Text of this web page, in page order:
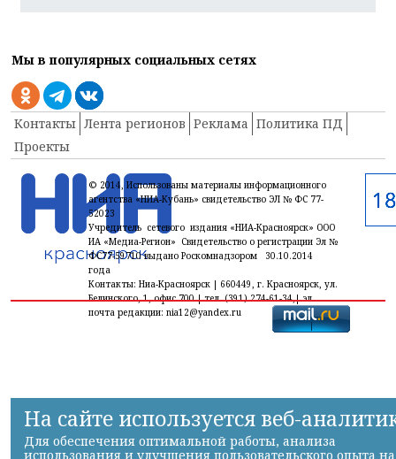
Мы в популярных социальных сетях
Контакты Лента регионов Реклама Политика ПД
Проекты
© 2014, Использованы материалы информационного
агентства «НИА-Кубань» свидетельство ЭЛ № ФС 77-
52023
Учредитель сетевого издания «НИА-Красноярск» ООО
ИА «Медиа-Регион» Свидетельство о регистрации Эл №
ФС77-59710 выдано Роскомнадзором 30.10.2014
года
Контакты: Ниа-Красноярск | 660449, г. Красноярск, ул.
Белинского, 1, офис 700 | тел. (391) 274-61-34,| эл.
почта редакции: nia12@yandex.ru
На сайте используется веб-
Для обеспечения оптимальной работы, анализа
использования и улучшения пользовательского опыта на